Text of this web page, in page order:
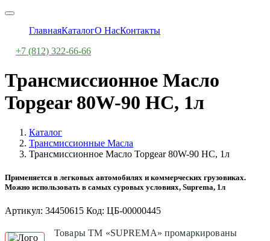
ГлавнаяКаталогО НасКонтакты
+7 (812) 322-66-66
Трансмиссионное Масло
Topgear 80W-90 HC, 1л
Каталог
Трансмиссионные Масла
Трансмиссионное Масло Topgear 80W-90 HC, 1л
Применяется в легковых автомобилях и коммерческих грузовиках.
Можно использовать в самых суровых условиях, Suprema, 1л
Артикул: 34450615 Код: ЦБ-00000445
Товары ТМ «SUPREMA» промаркированы